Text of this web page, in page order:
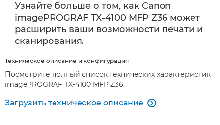
Узнайте больше о том, как Canon
imagePROGRAF TX-4100 MFP Z36 может
расширить ваши возможности печати и
сканирования.
Техническое описание и конфигурация
Посмотрите полный список технических характеристик
imagePROGRAF TX-4100 MFP Z36.
Загрузить техническое описание 